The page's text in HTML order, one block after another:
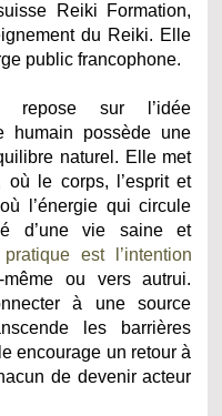
Reiki Formation,
du Reiki. Elle
public francophone.
repose sur l’idée
humain possède une
naturel. Elle met
le corps, l’esprit et
l’énergie qui circule
d’une vie saine et
pratique est l’intention
ou vers autrui.
à une source
les barrières
encourage un retour à
de devenir acteur